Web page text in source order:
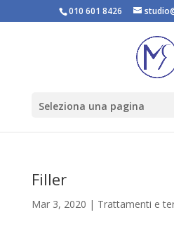
010 601 8426
Seleziona una pagina
Filler
Mar 3, 2020 | Trattamenti e